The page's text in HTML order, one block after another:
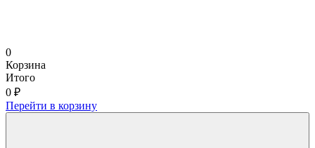
0
Корзина
Итого
0 ₽
Перейти в корзину